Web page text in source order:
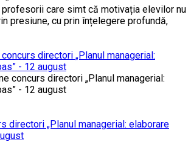
care simt că motivația elevilor nu
presiune, cu prin înțelegere profundă,
directori „Planul managerial:
- 12 august
directori „Planul managerial: elaborare